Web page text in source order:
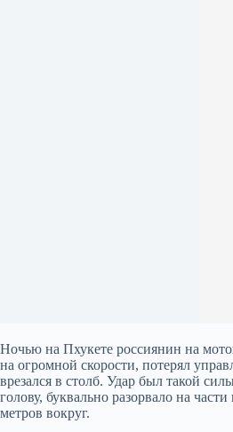
Ночью на Пхукете россиянин на
на огромной скорости, потерял
врезался в столб. Удар был такой
голову, буквально разорвало на
метров вокруг.